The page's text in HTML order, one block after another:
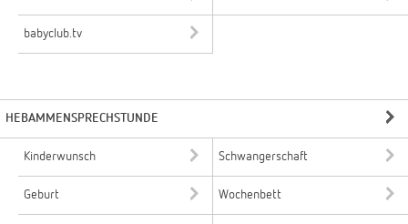
babyclub.tv
HEBAMMENSPRECHSTUNDE
Kinderwunsch Schwangerschaft
Geburt Wochenbett